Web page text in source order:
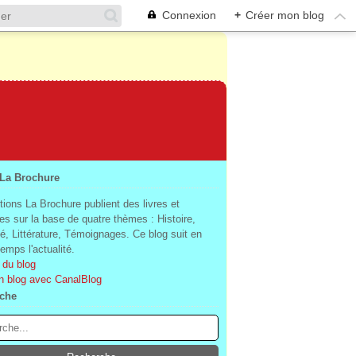
Connexion + Créer mon blog
Brochure
La Brochure publient des livres et
sur la base de quatre thèmes : Histoire,
Littérature, Témoignages. Ce blog suit en
l'actualité.
blog
blog avec CanalBlog